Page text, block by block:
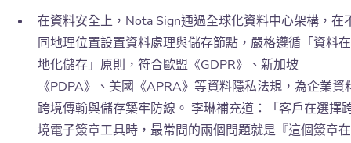
在資料安全上，Nota Sign通過全球化資料中心架構，在
同地理位置設置資料處理與儲存節點，嚴格遵循「資料在
地化儲存」原則，符合歐盟《GDPR》、新加坡
《PDPA》、美國《APRA》等資料隱私法規，為企業資
跨境傳輸與儲存築牢防線。 李琳補充道：「客戶在選擇
境電子簽章工具時，最常問的兩個問題就是『這個簽章在